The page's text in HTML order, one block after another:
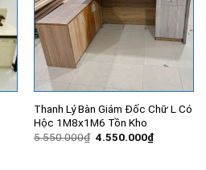
Thanh Lý Bàn Giám Đốc Chữ L Có
Hộc 1M8x1M6 Tồn Kho
5.550.000₫ Giá
4.550.000₫Giá
hiện